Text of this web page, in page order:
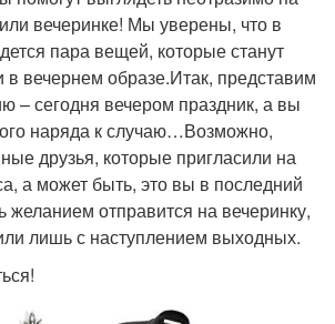
вечеринке! Мы уверены, что в
пара вещей, которые станут
вечернем образе.Итак, представим
– сегодня вечером праздник, а вы
наряда к случаю…Возможно,
друзья, которые пригласили на
а может быть, это вы в последний
желанием отправится на вечеринку,
лишь с наступлением выходных.